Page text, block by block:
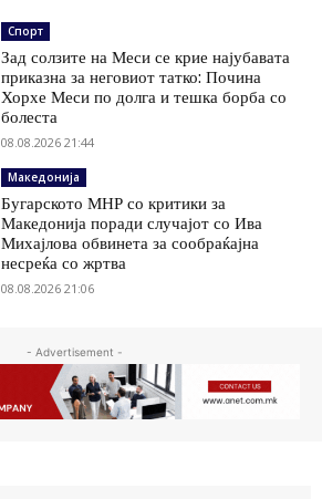
Спорт
Зад солзите на Меси се крие најубавата
приказна за неговиот татко: Почина
Хорхе Меси по долга и тешка борба со
болеста
08.08.2026 21:44
Македонија
Бугарското МНР со критики за
Македонија поради случајот со Ива
Михајлова обвинета за сообраќајна
несреќа со жртва
08.08.2026 21:06
- Advertisement -